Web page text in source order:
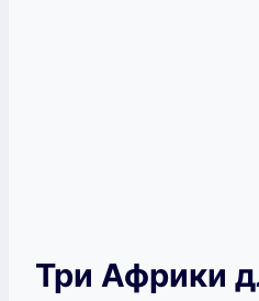
Три Африки